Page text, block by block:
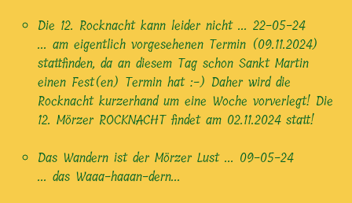
Die 12. Rocknacht kann leider nicht ... 22-05-24
... am eigentlich vorgesehenen Termin (09.11.2024)
stattfinden, da an diesem Tag schon Sankt Martin
einen Fest(en) Termin hat :-) Daher wird die
Rocknacht kurzerhand um eine Woche vorverlegt! Die
12. Mörzer ROCKNACHT findet am 02.11.2024 statt!
Das Wandern ist der Mörzer Lust ... 09-05-24
... das Waaa-haaan-dern...